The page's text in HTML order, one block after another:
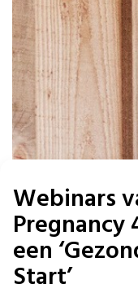
Webinars
Pregnancy
een
Start’